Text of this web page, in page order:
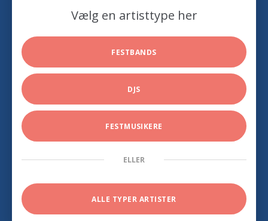
Vælg en artisttype her
FESTBANDS
DJS
FESTMUSIKERE
ELLER
ALLE TYPER ARTISTER